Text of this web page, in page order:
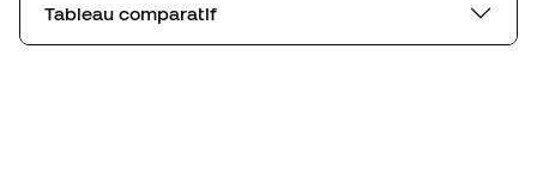
Tableau comparatif